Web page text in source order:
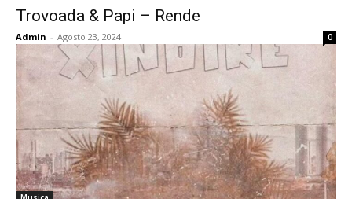
Trovoada & Papi – Rende
Admin - Agosto 23, 2024 0